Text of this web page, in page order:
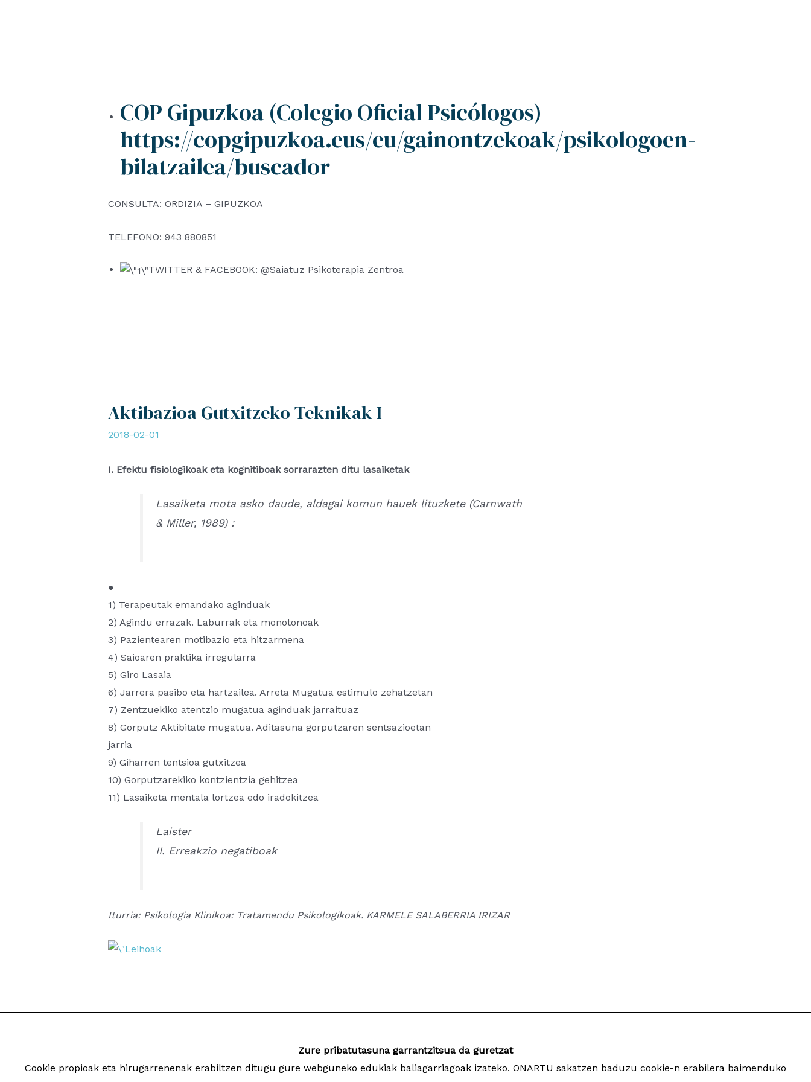
COP Gipuzkoa (Colegio Oficial Psicólogos)
https://copgipuzkoa.eus/eu/gainontzekoak/psikologoen-
bilatzailea/buscador
CONSULTA: ORDIZIA – GIPUZKOA
TELEFONO: 943 880851
TWITTER & FACEBOOK: @Saiatuz Psikoterapia Zentroa
Aktibazioa Gutxitzeko Teknikak I
2018-02-01
I. Efektu fisiologikoak eta kognitiboak sorrarazten ditu lasaiketak
Lasaiketa mota asko daude, aldagai komun hauek lituzkete (Carnwath
& Miller, 1989) :
●
1) Terapeutak emandako aginduak
2) Agindu errazak. Laburrak eta monotonoak
3) Pazientearen motibazio eta hitzarmena
4) Saioaren praktika irregularra
5) Giro Lasaia
6) Jarrera pasibo eta hartzailea. Arreta Mugatua estimulo zehatzetan
7) Zentzuekiko atentzio mugatua aginduak jarraituaz
8) Gorputz Aktibitate mugatua. Aditasuna gorputzaren sentsazioetan
jarria
9) Giharren tentsioa gutxitzea
10) Gorputzarekiko kontzientzia gehitzea
11) Lasaiketa mentala lortzea edo iradokitzea
Laister
II. Erreakzio negatiboak
Iturria: Psikologia Klinikoa: Tratamendu Psikologikoak. KARMELE SALABERRIA IRIZAR
Zure pribatutasuna garrantzitsua da guretzat
Cookie propioak eta hirugarrenenak erabiltzen ditugu gure webguneko edukiak baliagarriagoak izateko. ONARTU sakatzen baduzu cookie-n erabilera baimenduko